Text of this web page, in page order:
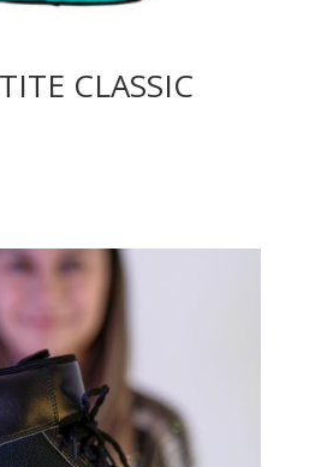
CLASSIC